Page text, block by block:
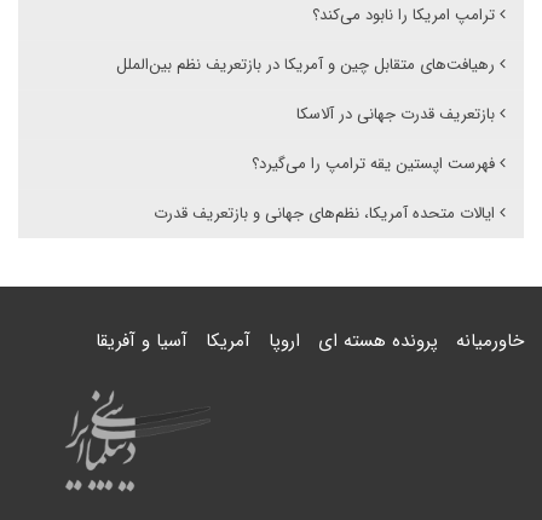
ترامپ امریکا را نابود می‌کند؟
رهیافت‌های متقابل چین و آمریکا در بازتعریف نظم بین‌الملل
بازتعریف قدرت جهانی در آلاسکا
فهرست اپستین یقه ترامپ را می‌گیرد؟
ایالات متحده آمریکا، نظم‌های جهانی و بازتعریف قدرت
خاورمیانه پرونده هسته ای اروپا آمریکا آسیا و آفریقا